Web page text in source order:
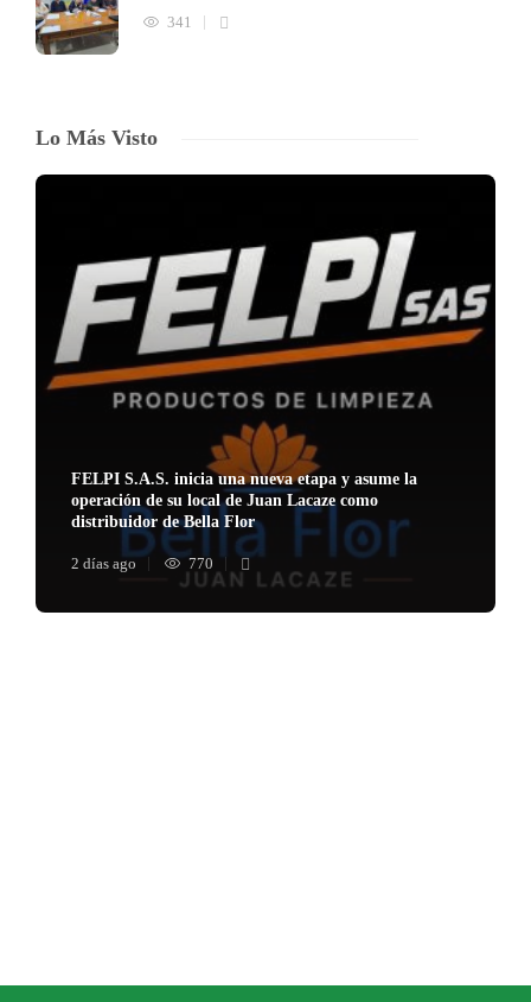
341
Lo Más Visto
FELPI S.A.S. inicia una nueva etapa y asume la
operación de su local de Juan Lacaze como
distribuidor de Bella Flor
2 días ago 770